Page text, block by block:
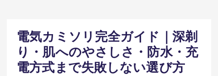
電気カミソリ完全ガイド｜深剃
り・肌へのやさしさ・防水・充
電方式まで失敗しない選び方